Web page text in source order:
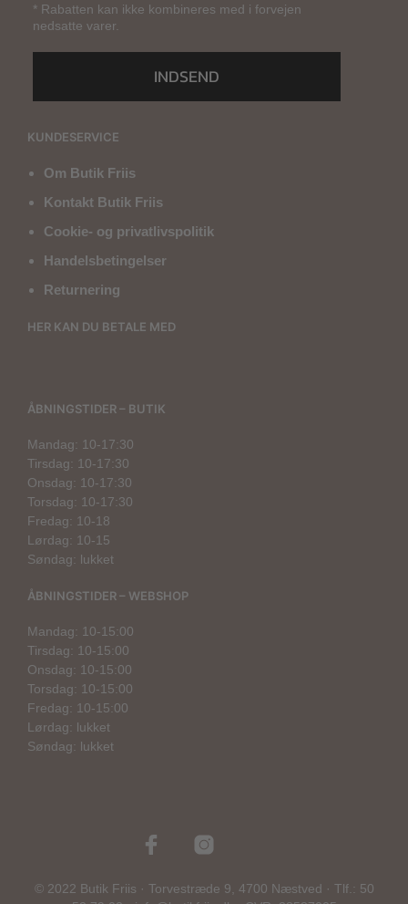
* Rabatten kan ikke kombineres med i forvejen
nedsatte varer.
INDSEND
KUNDESERVICE
Om Butik Friis
Kontakt Butik Friis
Cookie- og privatlivspolitik
Handelsbetingelser
Returnering
HER KAN DU BETALE MED
ÅBNINGSTIDER – BUTIK
Mandag: 10-17:30
Tirsdag: 10-17:30
Onsdag: 10-17:30
Torsdag: 10-17:30
Fredag: 10-18
Lørdag: 10-15
Søndag: lukket
ÅBNINGSTIDER – WEBSHOP
Mandag: 10-15:00
Tirsdag: 10-15:00
Onsdag: 10-15:00
Torsdag: 10-15:00
Fredag: 10-15:00
Lørdag: lukket
Søndag: lukket
© 2022 Butik Friis · Torvestræde 9, 4700 Næstved · Tlf.: 50